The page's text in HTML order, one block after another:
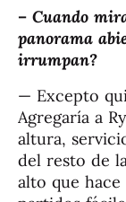
– Cuando
panorama
irrumpan?
— Excepto
Agregaría a
altura,
del resto de
alto que